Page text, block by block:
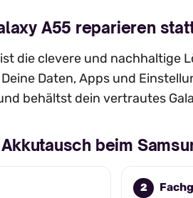
A55 reparieren
die clevere und nachhaltige
Daten, Apps und
behältst dein vertrautes
beim